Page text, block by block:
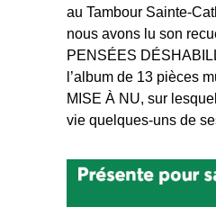
au Tambour Sainte-
nous avons lu son
PENSÉES
l’album de 13 pièces
MISE À NU, sur
vie quelques-uns de